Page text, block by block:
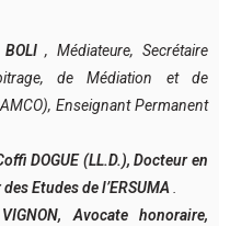
, Médiateure, Secrétaire
de Médiation et de
Enseignant Permanent
DOGUE (LL.D.), Docteur en
Etudes de l’ERSUMA
Avocate honoraire,